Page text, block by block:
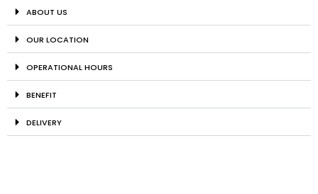
ABOUT US
OUR LOCATION
OPERATIONAL HOURS
BENEFIT
DELIVERY